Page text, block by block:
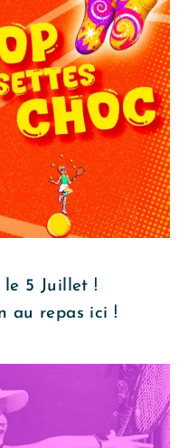
le 5 Juillet !
au repas ici !